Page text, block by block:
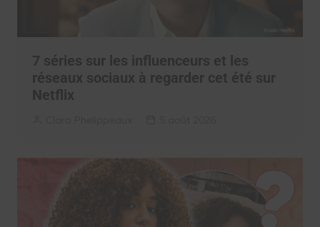
7 séries sur les influenceurs et les
réseaux sociaux à regarder cet été sur
Netflix